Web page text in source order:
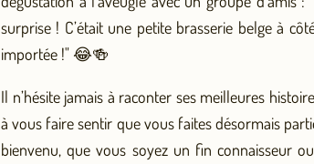
surprise ! C’était une petite brasserie belge à
importée !" 😂🍻
Il n’hésite jamais à raconter ses meilleures
à vous faire sentir que vous faites désormais
bienvenu, que vous soyez un fin connaisseur